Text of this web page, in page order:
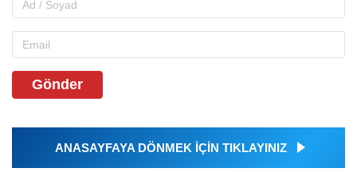
Gönder
ANASAYFAYA DÖNMEK İÇİN TIKLAYINIZ